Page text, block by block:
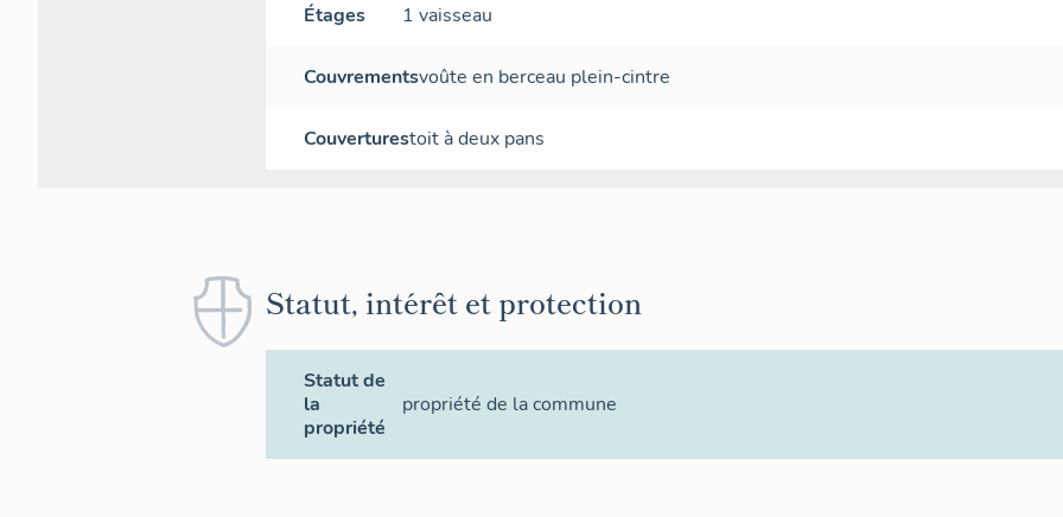
Étages 1 vaisseau
Couvrementsvoûte en berceau plein-cintre
Couverturestoit à deux pans
Statut, intérêt et protection
Statut de
la
propriété
propriété de la commune